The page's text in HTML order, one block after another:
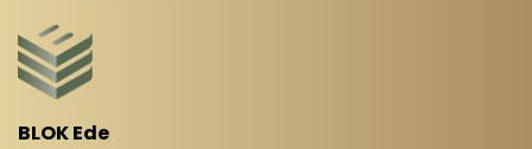
BLOK Ede